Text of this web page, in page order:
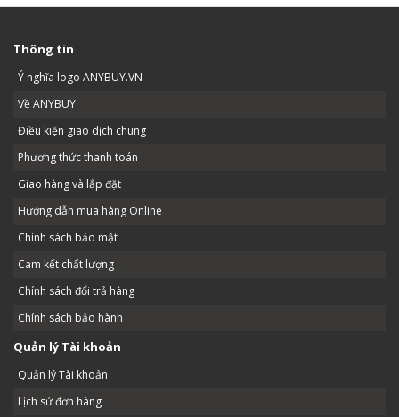
Thông tin
Ý nghĩa logo ANYBUY.VN
Về ANYBUY
Điều kiện giao dịch chung
Phương thức thanh toán
Giao hàng và lắp đặt
Hướng dẫn mua hàng Online
Chính sách bảo mật
Cam kết chất lượng
Chính sách đổi trả hàng
Chính sách bảo hành
Quản lý Tài khoản
Quản lý Tài khoản
Lịch sử đơn hàng